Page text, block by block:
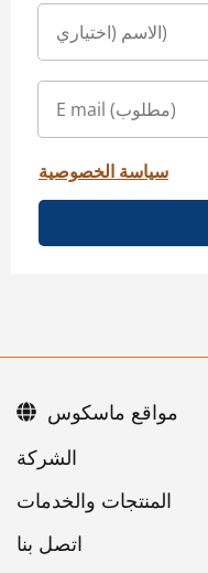
سياسة الخصوصية
اتصل بنا
مواقع ماسكوس